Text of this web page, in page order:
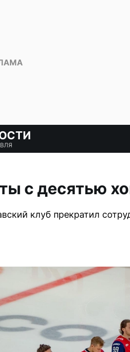
с десятью
клуб прекратил